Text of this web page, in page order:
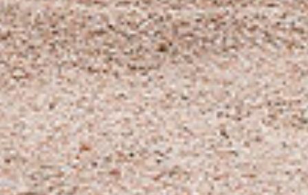
PREMIUM
COLLECTION
Узнать больше
COLLECTION
Узнать больше
LUXURY